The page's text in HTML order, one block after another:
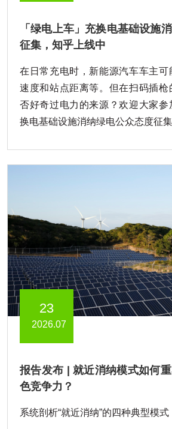
「绿电上车」充换电基础设施
征集，知乎上线中
在日常充电时，新能源汽车车主可
速度和站点距离等。但在扫码插枪
否好奇过电力的来源？欢迎大家参
换电基础设施消纳绿电公众态度征集
23
2026.07
报告发布 | 就近消纳模式如何
色竞争力？
系统剖析“就近消纳”的四种典型模式